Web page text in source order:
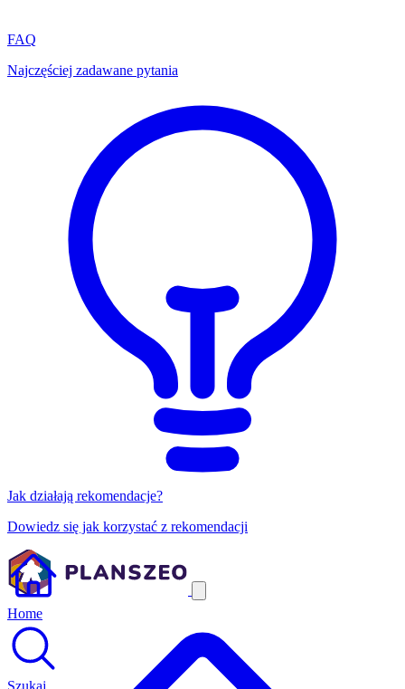
FAQ
Najczęściej zadawane pytania
Jak działają rekomendacje?
Dowiedz się jak korzystać z rekomendacji
Home
Szukaj